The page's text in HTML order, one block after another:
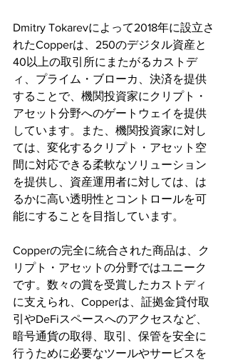
Dmitry Tokarevによって2018年に設立さ
れたCopperは、250のデジタル資産と
40以上の取引所にまたがるカストデ
ィ、プライム・ブローカ、決済を提供
することで、機関投資家にクリプト・
アセット分野へのゲートウェイを提供
しています。また、機関投資家に対し
ては、変化するクリプト・アセット空
間に対応できる柔軟なソリューション
を提供し、資産運用者に対しては、は
るかに高い透明性とコントロールを可
能にすることを目指しています。
Copperの完全に統合された商品は、ク
リプト・アセットの分野ではユニーク
です。数々の賞を受賞したカストディ
に支えられ、Copperは、証拠金貸付取
引やDeFiスペースへのアクセスなど、
暗号通貨の取得、取引、保管を安全に
行うために必要なツールやサービスを